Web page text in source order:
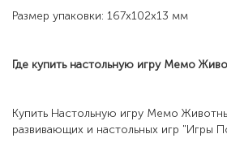
Размер упаковки: 167х102х13 мм
Где купить настольную игру Мемо
Купить Настольную игру Мемо
развивающих и настольных игр "Игры